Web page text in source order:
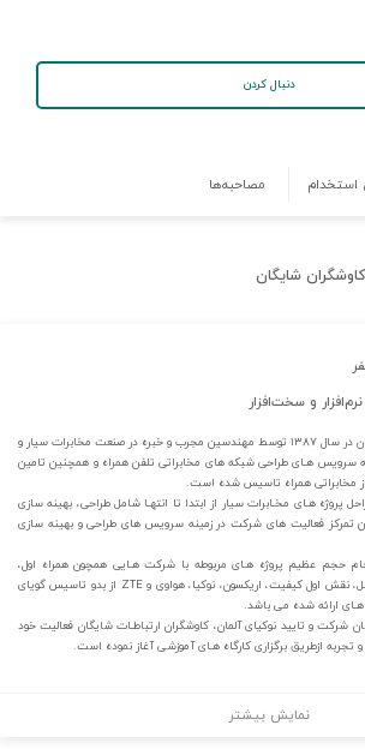
دنبال کردن
مصاحبه‌ها
شایگان
و سخت‌افزار
شرکت کاوشگران ارتباطات شایگان در سال ۱۳۸۷ توسط مهندسین مجرب و خبره در صنعت مخابرات سیار و
سرویس هـای طراحی شبکه های مخابراتی تلفن همراه و همچنین تامین
مخابراتی همراه تاسیس شده است.
پروژه هـای مخـابرات سیار از ابتدا تا انتهـا شامل طراحی، بهینه سازی
تمرکز فعالیت های شرکت در زمینه سرویس های طراحی و بهینه سازی
حجم عظیم پروژه هـای مربوطه با شرکت هـایی همچون همراه اول،
ایرانسل، ارتباطات مبین نت، رایتل، نقش اول کیفیت، اریکسون، نوکیا، هواوی و ZTE از بدو تاسیس گویای
ارائه شده می باشد.
و تایید نوکیای آلمان، کاوشگران ارتباطـات شایگان فعالیت خود
تجربه ازطریق برگزاری کارگاه هـای آموزشی آغاز نموده است.
نمایش بیشتر